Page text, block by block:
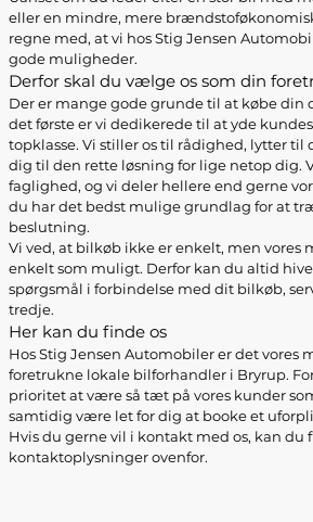
eller en mindre, mere
regne med, at vi hos Stig Jensen
gode muligheder.
Derfor skal du vælge os som din
Der er mange gode grunde til at købe din
det første er vi dedikerede til at yde
topklasse. Vi stiller os til rådighed, lytter til
dig til den rette løsning for lige netop dig.
faglighed, og vi deler hellere end gerne
du har det bedst mulige grundlag for at
beslutning.
Vi ved, at bilkøb ikke er enkelt, men vores
enkelt som muligt. Derfor kan du altid hive
spørgsmål i forbindelse med dit bilkøb,
tredje.
Her kan du finde os
Hos Stig Jensen Automobiler er det vores
foretrukne lokale bilforhandler i Bryrup.
prioritet at være så tæt på vores kunder
samtidig være let for dig at booke et
Hvis du gerne vil i kontakt med os, kan du
kontaktoplysninger ovenfor.